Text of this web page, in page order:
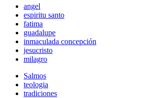
angel
espiritu santo
fatima
guadalupe
inmaculada concepción
jesucristo
milagro
Salmos
teologia
tradiciones